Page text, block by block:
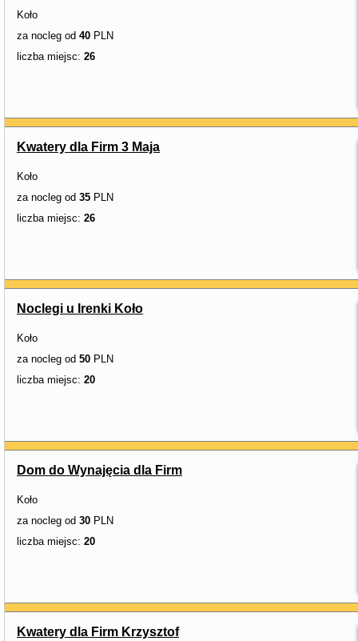
Koło
za nocleg od 40 PLN
liczba miejsc: 26
Kwatery dla Firm 3 Maja
Koło
za nocleg od 35 PLN
liczba miejsc: 26
Noclegi u Irenki Koło
Koło
za nocleg od 50 PLN
liczba miejsc: 20
Dom do Wynajęcia dla Firm
Koło
za nocleg od 30 PLN
liczba miejsc: 20
Kwatery dla Firm Krzysztof